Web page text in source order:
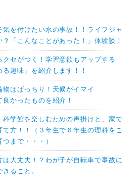
を付けたい水の事故！！ライフジャ
「こんなことがあった！」体験談！
セがつく！学習意欲もアップする
る趣味」を紹介します！！
はばっちり！天候がイマイ
かったものを紹介！
学館を楽しむための声掛けと、家で
方！！（３年生で６年生の理科をこ
まで・・・）
大丈夫！？わが子が自転車で事故に
ること。